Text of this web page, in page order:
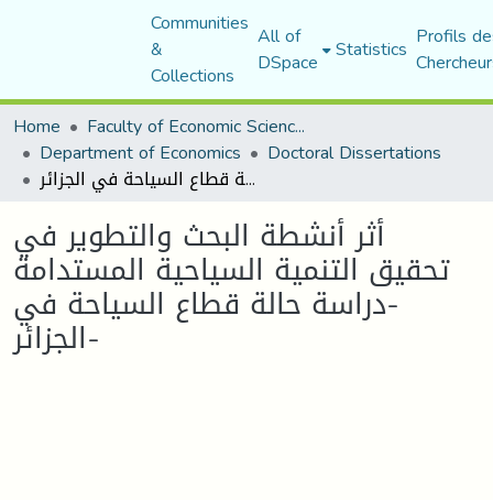
Communities
&
Collections
All of
DSpace Statistics Profils
Home
Faculty of Economic Sciences, Commerce and Management Sciences
Department of Economics Doctoral Dissertations
أثر أنشطة البحث والتطوير في تحقيق التنمية السياحية المستدامة -دراسة حالة قطاع السياحة في الجزائر-
أثر أنشطة البحث والتطوير في
تحقيق التنمية السياحية المستدامة
-دراسة حالة قطاع السياحة في
الجزائر-